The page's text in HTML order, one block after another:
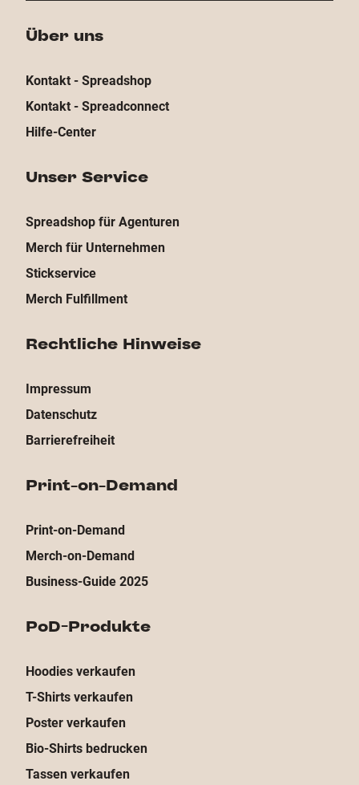
Über uns
Kontakt - Spreadshop
Kontakt - Spreadconnect
Hilfe-Center
Unser Service
Spreadshop für Agenturen
Merch für Unternehmen
Stickservice
Merch Fulfillment
Rechtliche Hinweise
Impressum
Datenschutz
Barrierefreiheit
Print-on-Demand
Print-on-Demand
Merch-on-Demand
Business-Guide 2025
PoD-Produkte
Hoodies verkaufen
T-Shirts verkaufen
Poster verkaufen
Bio-Shirts bedrucken
Tassen verkaufen